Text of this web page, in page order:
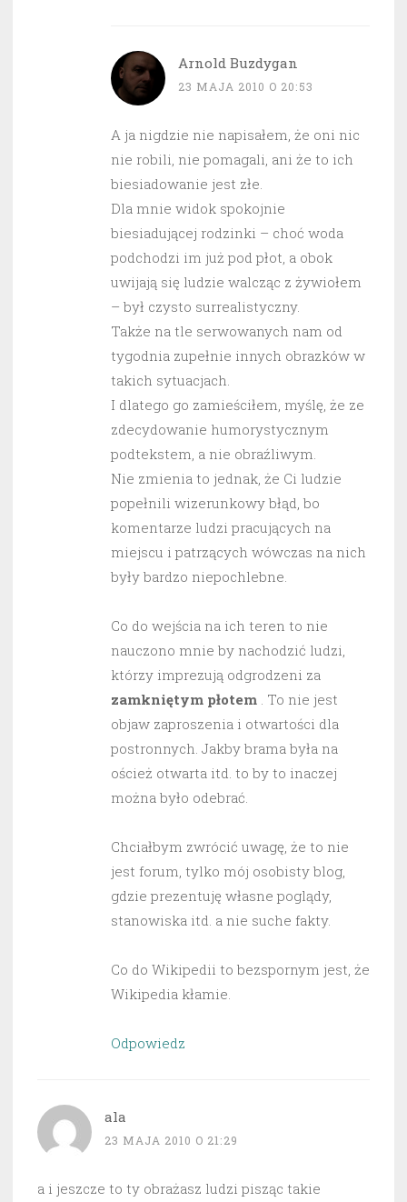
Arnold Buzdygan
23 MAJA 2010 O 20:53
A ja nigdzie nie napisałem, że oni nic
nie robili, nie pomagali, ani że to ich
biesiadowanie jest złe.
Dla mnie widok spokojnie
biesiadującej rodzinki – choć woda
podchodzi im już pod płot, a obok
uwijają się ludzie walcząc z żywiołem
– był czysto surrealistyczny.
Także na tle serwowanych nam od
tygodnia zupełnie innych obrazków w
takich sytuacjach.
I dlatego go zamieściłem, myślę, że ze
zdecydowanie humorystycznym
podtekstem, a nie obraźliwym.
Nie zmienia to jednak, że Ci ludzie
popełnili wizerunkowy błąd, bo
komentarze ludzi pracujących na
miejscu i patrzących wówczas na nich
były bardzo niepochlebne.
Co do wejścia na ich teren to nie
nauczono mnie by nachodzić ludzi,
którzy imprezują odgrodzeni za
zamkniętym płotem . To nie jest
objaw zaproszenia i otwartości dla
postronnych. Jakby brama była na
oścież otwarta itd. to by to inaczej
można było odebrać.
Chciałbym zwrócić uwagę, że to nie
jest forum, tylko mój osobisty blog,
gdzie prezentuję własne poglądy,
stanowiska itd. a nie suche fakty.
Co do Wikipedii to bezspornym jest, że
Wikipedia kłamie.
Odpowiedz
ala
23 MAJA 2010 O 21:29
a i jeszcze to ty obrażasz ludzi pisząc takie